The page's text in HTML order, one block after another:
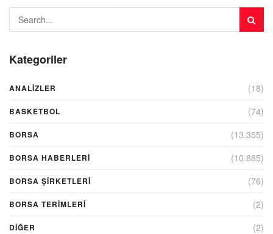
Kategoriler
ANALIZLER (18)
BASKETBOL (74)
BORSA (13.355)
BORSA HABERLERI (10.885)
BORSA ŞIRKETLERI (76)
BORSA TERIMLERI (2)
DIĞER (2)